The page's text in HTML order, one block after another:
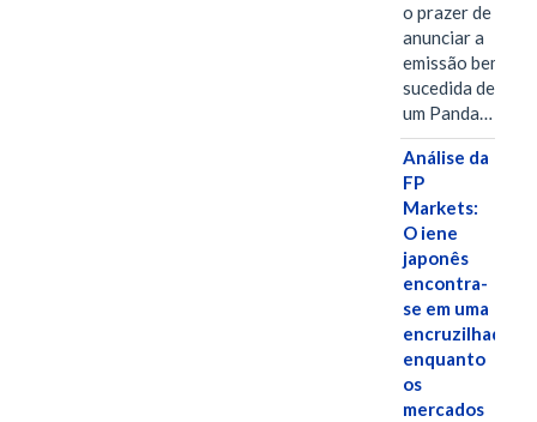
o prazer de
anunciar a
emissão bem-
sucedida de
um Panda…
Análise da
FP
Markets:
O iene
japonês
encontra-
se em uma
encruzilhada
enquanto
os
mercados